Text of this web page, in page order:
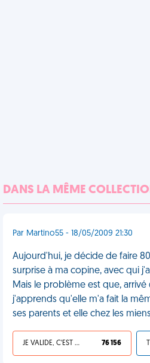
DANS LA MÊME
Par Martino55 - 18/05/2009 21:30
Aujourd'hui, je décide de faire
surprise à ma copine, avec qui
Mais le problème est que, arrivé
j'apprends qu'elle m'a fait la
ses parents et elle chez les
JE VALIDE, C'EST UNE VDM 76 156